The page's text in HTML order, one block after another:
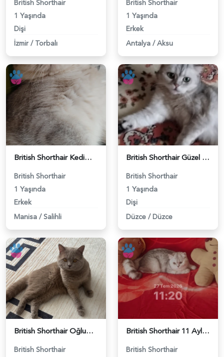
British Shorthair
1 Yaşında
Dişi
İzmir / Torbalı
British Shorthair
1 Yaşında
Erkek
Antalya / Aksu
British Shorthair Kedimize eş arıyoruz - 118984628
British Shorthair
1 Yaşında
Erkek
Manisa / Salihli
British Shorthair Güzel kızımıza eş arıyoruz - 118984633
British Shorthair
1 Yaşında
Dişi
Düzce / Düzce
British Shorthair Oğlumuza eş arıyoruz - 118984638
British Shorthair
British Shorthair 11 Aylık Kızım Eş Arıyor - 118984640
British Shorthair